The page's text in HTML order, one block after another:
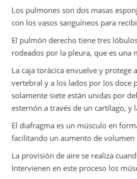
Los pulmones son dos masas
con los vasos sanguíneos para
El pulmón derecho tiene tres
rodeados por la pleura, que es una
La caja torácica envuelve y
vertebral y a los lados por los doce
solamente siete están unidas por
esternón a través de un cartílago, y
El diafragma es un músculo en
facilitando un aumento de volumen
La provisión de aire se realiza
Intervienen en este proceso los